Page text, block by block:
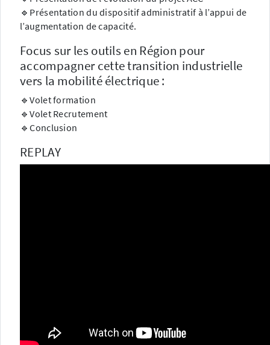
🔹Présentation du dispositif administratif à l’appui de
l’augmentation de capacité.
Focus sur les outils en Région pour
accompagner cette transition industrielle
vers la mobilité électrique :
🔹Volet formation
🔹Volet Recrutement
🔹Conclusion
REPLAY